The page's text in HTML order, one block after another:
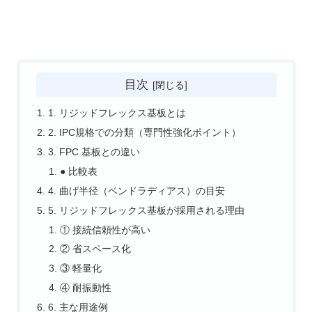
目次
1. リジッドフレックス基板とは
2. IPC規格での分類（専門性強化ポイント）
3. FPC 基板との違い
● 比較表
4. 曲げ半径（ベンドラディアス）の目安
5. リジッドフレックス基板が採用される理由
① 接続信頼性が高い
② 省スペース化
③ 軽量化
④ 耐振動性
6. 主な用途例